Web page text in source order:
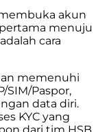
akun
menuju
cara
memenuhi
SIM/Paspor,
data diri.
KYC yang